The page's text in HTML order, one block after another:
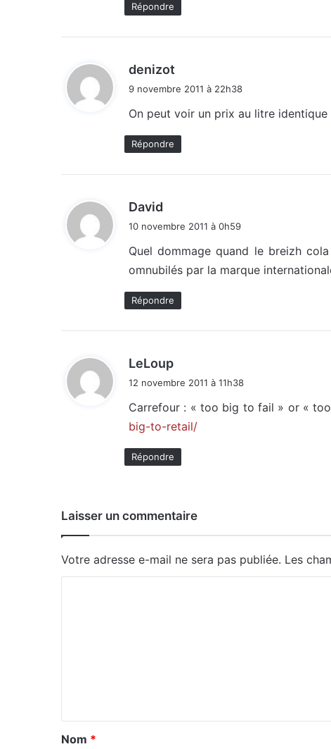
Répondre
denizot
9 novembre 2011 à 22h38
On peut voir un prix au litre identique
Répondre
David
:
10 novembre 2011 à 0h59
Quel dommage quand le breizh
omnubilés par la marque
Répondre
LeLoup
:
12 novembre 2011 à 11h38
Carrefour : « too big to fail » or «
big-to-retail/
Répondre
Laisser un commentaire
Votre adresse e-mail ne sera pas publiée. Les
a
Nom *